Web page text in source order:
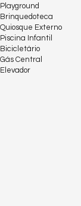
Playground
Brinquedoteca
Quiosque Externo
Piscina Infantil
Bicicletário
Gás Central
Elevador